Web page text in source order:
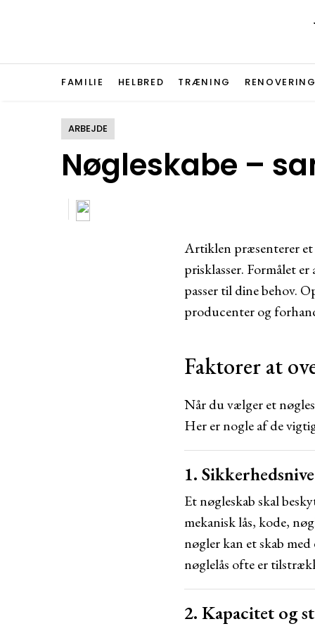
FAMILIE HELBRED TRÆNING
Nøgleskabe –
ARBEJDE
Artiklen præsenterer et
prisklasser. Formålet
passer til dine behov.
producenter og
Faktorer at
Når du vælger et
Her er nogle af de
1.
Et nøgleskab skal
mekanisk lås, kode,
nøgler kan et skab
nøglelås ofte er
2. Kapacitet og